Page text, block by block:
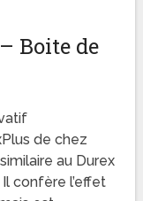
Boite de
de chez
au Durex
confère l’effet